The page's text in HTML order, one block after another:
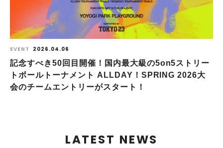
EVENT 2026.04.06
記念すべき50回目開催！国内最大級の5on5ストリー
トボールトーナメント ALLDAY！SPRING 2026大
会のチームエントリーがスタート！
LATEST NEWS